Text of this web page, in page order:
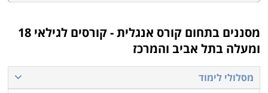
מסננים בתחום
קורס אנגלית - קורסים לגילאי 18
ומעלה בתל אביב והמרכז
מסלולי לימוד